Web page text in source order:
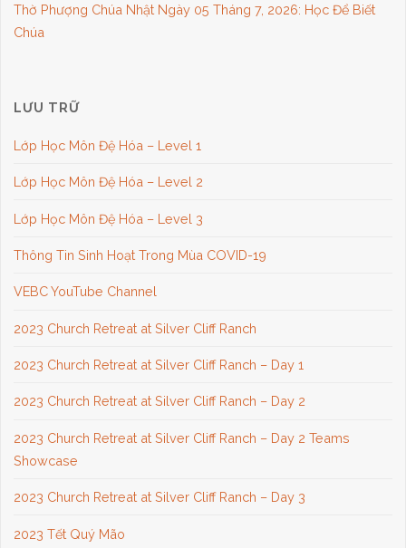
Thờ Phượng Chúa Nhật Ngày 05 Tháng 7, 2026: Học Để Biết
Chúa
LƯU TRỮ
Lớp Học Môn Đệ Hóa – Level 1
Lớp Học Môn Đệ Hóa – Level 2
Lớp Học Môn Đệ Hóa – Level 3
Thông Tin Sinh Hoạt Trong Mùa COVID-19
VEBC YouTube Channel
2023 Church Retreat at Silver Cliff Ranch
2023 Church Retreat at Silver Cliff Ranch – Day 1
2023 Church Retreat at Silver Cliff Ranch – Day 2
2023 Church Retreat at Silver Cliff Ranch – Day 2 Teams
Showcase
2023 Church Retreat at Silver Cliff Ranch – Day 3
2023 Tết Quý Mão